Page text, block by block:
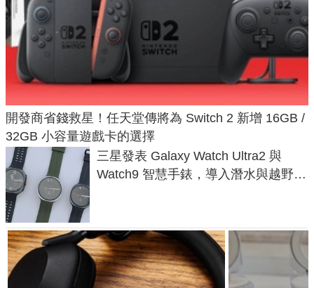
開發商省錢救星！任天堂傳將為 Switch 2 新增 16GB /
32GB 小容量遊戲卡的選擇
三星發表 Galaxy Watch Ultra2 與
Watch9 智慧手錶，導入潛水與越野跑